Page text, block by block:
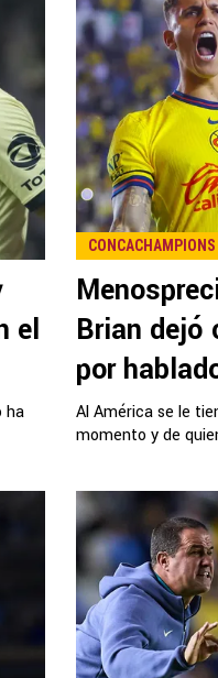
el
ha
CONCACHAMPIONS
Brian dejó
por
Al América se le
momento y de